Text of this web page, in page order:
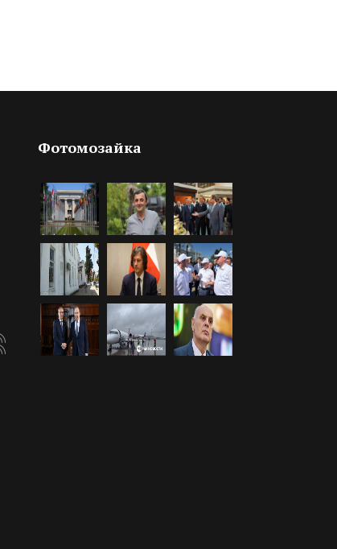
Фотомозайка